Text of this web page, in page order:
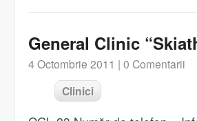
General Clinic
4 Octombrie 2011 | 0 Comentarii
Clinici